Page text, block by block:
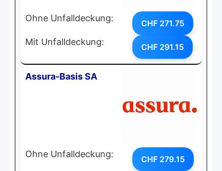
Ohne Unfalldeckung: CHF 271.75
Mit Unfalldeckung: CHF 291.15
Assura-Basis SA
Ohne Unfalldeckung: CHF 279.15